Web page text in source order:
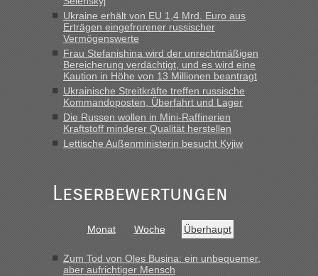
Montag rüber, versuchen es sehr früh.“
Ukraine erhält von EU 1,4 Mrd. Euro aus
Erträgen eingefrorener russischer
Vermögenswerte
Frau Stefanishina wird der unrechtmäßigen
Bereicherung verdächtigt, und es wird eine
Kaution in Höhe von 13 Millionen beantragt
Ukrainische Streitkräfte treffen russische
Kommandoposten, Überfahrt und Lager
Die Russen wollen in Mini-Raffinerien
Kraftstoff minderer Qualität herstellen
Lettische Außenministerin besucht Kyjiw
Leserbewertungen
Monat Woche Überhaupt
Zum Tod von Oles Busina: ein unbequemer,
aber aufrichtiger Mensch